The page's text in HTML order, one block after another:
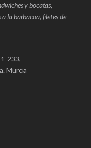
y bocatas,
a la barbacoa, filetes de
233,
Murcia